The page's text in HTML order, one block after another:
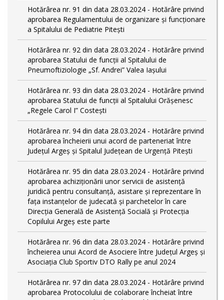
Hotărârea nr. 91 din data 28.03.2024 - Hotărâre privind
aprobarea Regulamentului de organizare și funcționare
a Spitalului de Pediatrie Pitești
Hotărârea nr. 92 din data 28.03.2024 - Hotărâre privind
aprobarea Statului de funcţii al Spitalului de
Pneumoftiziologie „Sf. Andrei” Valea Iașului
Hotărârea nr. 93 din data 28.03.2024 - Hotărâre privind
aprobarea Statului de funcţii al Spitalului Orășenesc
„Regele Carol I” Costești
Hotărârea nr. 94 din data 28.03.2024 - Hotărâre privind
aprobarea încheierii unui acord de parteneriat între
Județul Argeș și Spitalul Județean de Urgență Pitești
Hotărârea nr. 95 din data 28.03.2024 - Hotărâre privind
aprobarea achiziționării unor servicii de asistență
juridică pentru consultanță, asistare și reprezentare în
fața instanțelor de judecată și parchetelor în care
Direcția Generală de Asistență Socială și Protecția
Copilului Argeș este parte
Hotărârea nr. 96 din data 28.03.2024 - Hotărâre privind
încheierea unui Acord de Asociere între Județul Argeș și
Asociația Club Sportiv DTO Rally pe anul 2024
Hotărârea nr. 97 din data 28.03.2024 - Hotărâre privind
aprobarea Protocolului de colaborare încheiat între